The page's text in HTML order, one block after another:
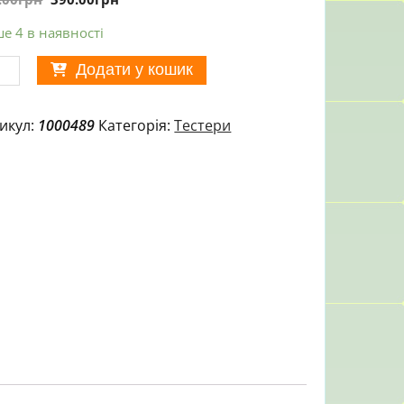
4 в наявності
Додати у кошик
1000489 Категорія:Тестери